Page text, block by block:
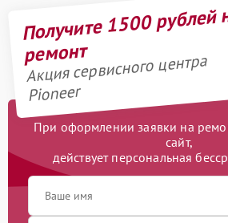
Получите 1500 рублей
ремонт
Акция сервисного центра
Pioneer
При оформлении заявки на
сайт,
действует персональная